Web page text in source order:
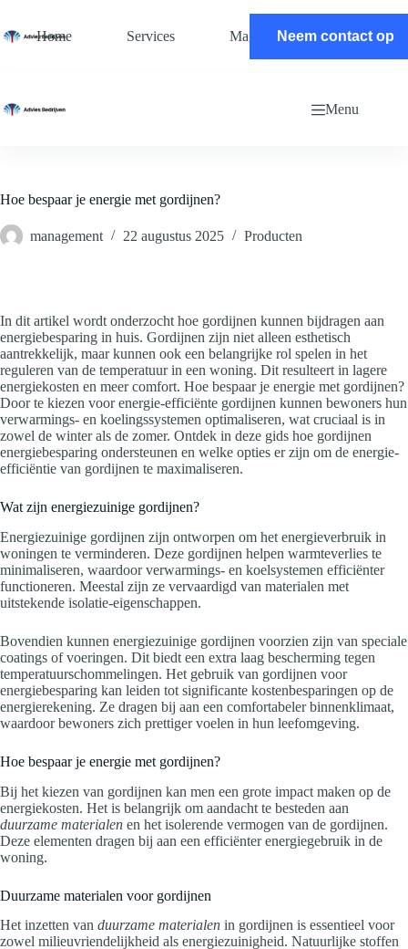
de
Home Services Magazine Contact
Neem contact op
Menu
Hoe bespaar je energie met gordijnen?
management 22 augustus 2025 Producten
In dit artikel wordt onderzocht hoe gordijnen kunnen bijdragen aan
energiebesparing in huis. Gordijnen zijn niet alleen esthetisch
aantrekkelijk, maar kunnen ook een belangrijke rol spelen in het
reguleren van de temperatuur in een woning. Dit resulteert in lagere
energiekosten en meer comfort. Hoe bespaar je energie met gordijnen?
Door te kiezen voor energie-efficiënte gordijnen kunnen bewoners hun
verwarmings- en koelingssystemen optimaliseren, wat cruciaal is in
zowel de winter als de zomer. Ontdek in deze gids hoe gordijnen
energiebesparing ondersteunen en welke opties er zijn om de energie-
efficiëntie van gordijnen te maximaliseren.
Wat zijn energiezuinige gordijnen?
Energiezuinige gordijnen zijn ontworpen om het energieverbruik in
woningen te verminderen. Deze gordijnen helpen warmteverlies te
minimaliseren, waardoor verwarmings- en koelsystemen efficiënter
functioneren. Meestal zijn ze vervaardigd van materialen met
uitstekende isolatie-eigenschappen.
Bovendien kunnen energiezuinige gordijnen voorzien zijn van speciale
coatings of voeringen. Dit biedt een extra laag bescherming tegen
temperatuurschommelingen. Het gebruik van gordijnen voor
energiebesparing kan leiden tot significante kostenbesparingen op de
energierekening. Ze dragen bij aan een comfortabeler binnenklimaat,
waardoor bewoners zich prettiger voelen in hun leefomgeving.
Hoe bespaar je energie met gordijnen?
Bij het kiezen van gordijnen kan men een grote impact maken op de
energiekosten. Het is belangrijk om aandacht te besteden aan
duurzame materialen en het isolerende vermogen van de gordijnen.
Deze elementen dragen bij aan een efficiënter energiegebruik in de
woning.
Duurzame materialen voor gordijnen
Het inzetten van duurzame materialen in gordijnen is essentieel voor
zowel milieuvriendelijkheid als energiezuinigheid. Natuurlijke stoffen